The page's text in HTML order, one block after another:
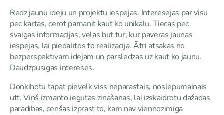
Redz jaunu ideju un projektu iespējas. Interesējas par visu
pēc kārtas, cerot pamanīt kaut ko unikālu. Tiecas pēc
svaigas informācijas, vēlas būt tur, kur paveras jaunas
iespējas, lai piedalītos to realizācijā. Ātri atsakās no
bezperspektīvām idejām un pārslēdzas uz kaut ko jaunu.
Daudzpusīgas intereses.
Donkihotu tāpat pievelk viss neparastais, noslēpumainais
utt. Viņš izmanto iegūtās zināšanas, lai izskaidrotu dažādas
parādības, cenšas izprast to, kam nav viennozīmīga